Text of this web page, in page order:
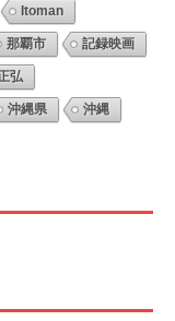
Itoman
那覇市 記録映画
弘
沖縄県 沖縄